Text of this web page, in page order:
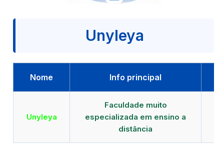
Unyleya
Nome Info principal
Unyleya
Faculdade muito
especializada em ensino a
distância